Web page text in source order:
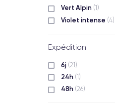
Vert Alpin (1)
Violet intense (4)
Expédition
6j (21)
24h (1)
48h (26)